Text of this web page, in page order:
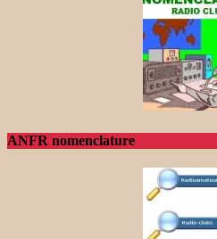
ANFR nomenclature